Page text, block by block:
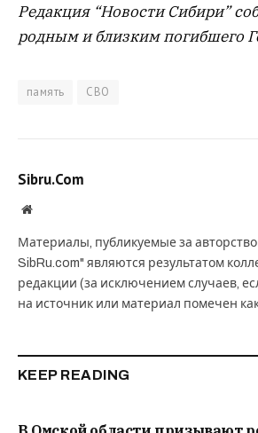
Редакция “Новости Сибири”
родным и близким погибшего
память СВО
Sibru.Com
Website
Материалы, публикуемые за
SibRu.com" являются результатом
редакции (за исключением случаев,
на источник или материал помечен
KEEP READING